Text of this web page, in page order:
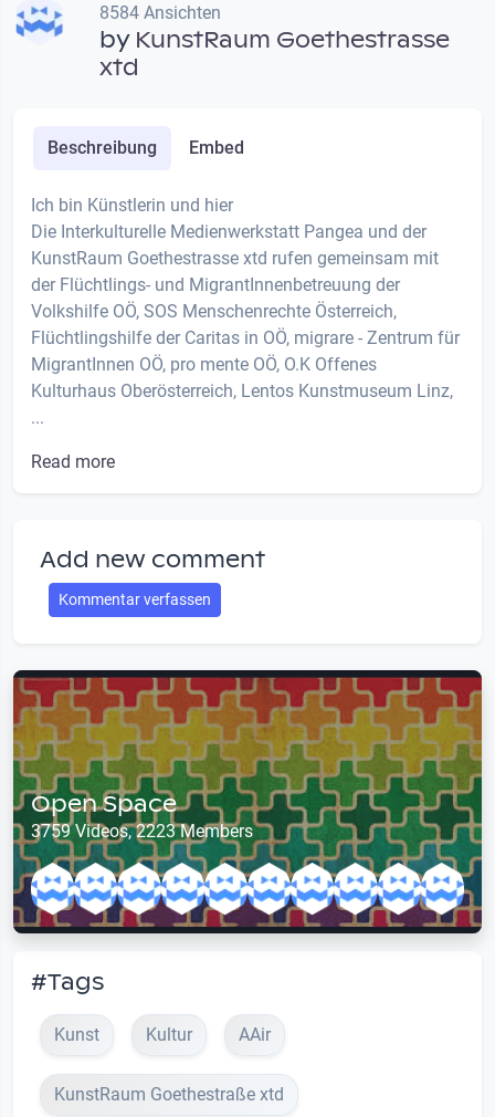
8584 Ansichten
by KunstRaum Goethestrasse
xtd
Beschreibung Embed
Ich bin Künstlerin und hier
Die Interkulturelle Medienwerkstatt Pangea und der
KunstRaum Goethestrasse xtd rufen gemeinsam mit
der Flüchtlings- und MigrantInnenbetreuung der
Volkshilfe OÖ, SOS Menschenrechte Österreich,
Flüchtlingshilfe der Caritas in OÖ, migrare - Zentrum für
MigrantInnen OÖ, pro mente OÖ, O.K Offenes
Kulturhaus Oberösterreich, Lentos Kunstmuseum Linz,
...
Read more
Add new comment
Kommentar verfassen
Open Space
3759 Videos, 2223 Members
#Tags
Kunst Kultur AAir
KunstRaum Goethestraße xtd